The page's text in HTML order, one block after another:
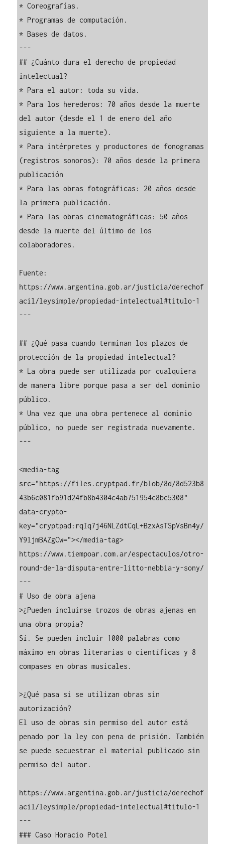
* Coreografías.
* Programas de computación.
* Bases de datos.
---
## ¿Cuánto dura el derecho de propiedad
intelectual?
* Para el autor: toda su vida.
* Para los herederos: 70 años desde la muerte
del autor (desde el 1 de enero del año
siguiente a la muerte).
* Para intérpretes y productores de fonogramas
(registros sonoros): 70 años desde la primera
publicación
* Para las obras fotográficas: 20 años desde
la primera publicación.
* Para las obras cinematográficas: 50 años
desde la muerte del último de los
colaboradores.
Fuente:
https://www.argentina.gob.ar/justicia/derechof
acil/leysimple/propiedad-intelectual#titulo-1
---
## ¿Qué pasa cuando terminan los plazos de
protección de la propiedad intelectual?
* La obra puede ser utilizada por cualquiera
de manera libre porque pasa a ser del dominio
público.
* Una vez que una obra pertenece al dominio
público, no puede ser registrada nuevamente.
---
<media-tag
src="https://files.cryptpad.fr/blob/8d/8d523b8
43b6c081fb91d24fb8b4304c4ab751954c8bc5308"
data-crypto-
key="cryptpad:rqIq7j46NLZdtCqL+BzxAsTSpVsBn4y/
Y9ljmBAZgCw="></media-tag>
https://www.tiempoar.com.ar/espectaculos/otro-
round-de-la-disputa-entre-litto-nebbia-y-sony/
---
# Uso de obra ajena
>¿Pueden incluirse trozos de obras ajenas en
una obra propia?
Sí. Se pueden incluir 1000 palabras como
máximo en obras literarias o científicas y 8
compases en obras musicales.
>¿Qué pasa si se utilizan obras sin
autorización?
El uso de obras sin permiso del autor está
penado por la ley con pena de prisión. También
se puede secuestrar el material publicado sin
permiso del autor.
https://www.argentina.gob.ar/justicia/derechof
acil/leysimple/propiedad-intelectual#titulo-1
---
### Caso Horacio Potel